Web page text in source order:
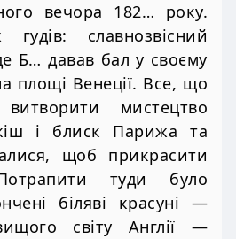
вечора 182… року.
славнозвісний
Б… давав бал у своєму
площі Венеції. Все, що
мистецтво
і блиск Парижа та
щоб прикрасити
туди було
біляві красуні —
світу Англії —